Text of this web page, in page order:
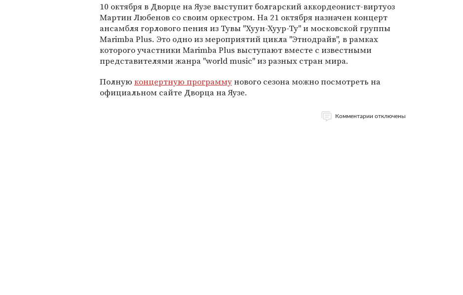
10 октября в Дворце на Яузе выступит болгарский аккордеонист-виртуоз
Мартин Любенов со своим оркестром. На 21 октября назначен концерт
ансамбля горлового пения из Тувы "Хуун-Хуур-Ту" и московской группы
Marimba Plus. Это одно из мероприятий цикла "Этнодрайв", в рамках
которого участники Marimba Plus выступают вместе с известными
представителями жанра "world music" из разных стран мира.
Полную концертную программунового сезона можно посмотреть на
официальном сайте Дворца на Яузе.
Комментарии отключены